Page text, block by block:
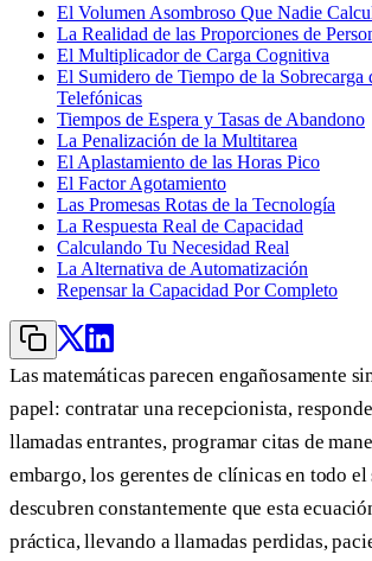
El Volumen Asombroso Que Nadie
La Realidad de las Proporciones de
El Multiplicador de Carga Cognitiva
El Sumidero de Tiempo de la Sobrecarga
Telefónicas
Tiempos de Espera y Tasas de Abandono
La Penalización de la Multitarea
El Aplastamiento de las Horas Pico
El Factor Agotamiento
Las Promesas Rotas de la Tecnología
La Respuesta Real de Capacidad
Calculando Tu Necesidad Real
La Alternativa de Automatización
Repensar la Capacidad Por Completo
Las matemáticas parecen engañosamente
papel: contratar una recepcionista,
llamadas entrantes, programar citas de
embargo, los gerentes de clínicas en todo
descubren constantemente que esta
práctica, llevando a llamadas perdidas,